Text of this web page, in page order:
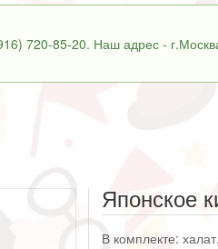
720-85-20. Наш адрес -
Японское
В комплекте: